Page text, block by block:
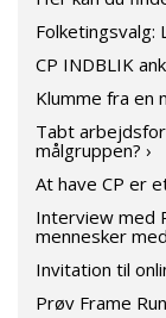
Folketingsvalg:
CP INDBLIK
Klumme fra en
Tabt
målgruppen? ›
At have CP er
Interview med
mennesker
Invitation til
Prøv Frame